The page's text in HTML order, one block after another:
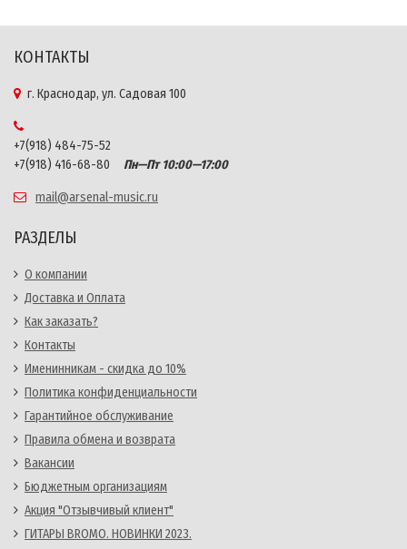
КОНТАКТЫ
г. Краснодар, ул. Садовая 100
+7(918) 484-75-52
+7(918) 416-68-80
Пн—Пт 10:00—17:00
mail@arsenal-music.ru
РАЗДЕЛЫ
О компании
Доставка и Оплата
Как заказать?
Контакты
Именинникам - скидка до 10%
Политика конфиденциальности
Гарантийное обслуживание
Правила обмена и возврата
Вакансии
Бюджетным организациям
Акция "Отзывчивый клиент"
ГИТАРЫ BROMO. НОВИНКИ 2023.